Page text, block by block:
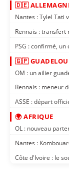
🇩🇪
Nantes : Tylel Tati
Rennais : transfert
PSG : confirmé,
🇬🇵
OM : un ailier
Rennais : meneur
ASSE : départ
🌍 AFRIQUE
OL : nouveau
Nantes :
Côte d'Ivoire : le